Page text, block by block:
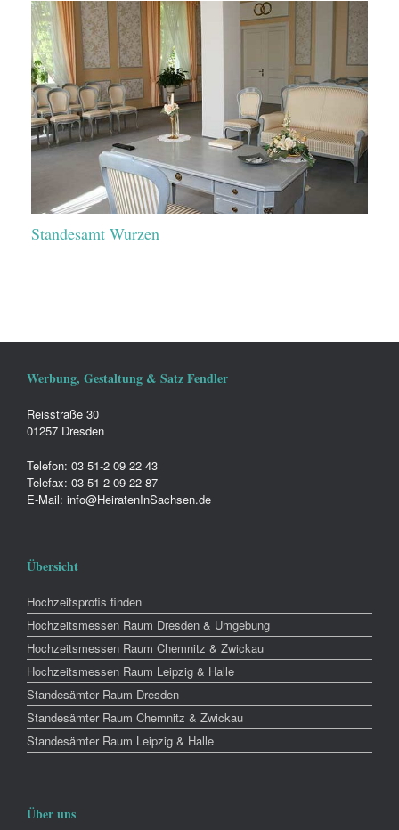
Standesamt Wurzen
Werbung, Gestaltung & Satz Fendler
Reisstraße 30
01257 Dresden
Telefon: 03 51-2 09 22 43
Telefax: 03 51-2 09 22 87
E-Mail: info@HeiratenInSachsen.de
Übersicht
Hochzeitsprofis finden
Hochzeitsmessen Raum Dresden & Umgebung
Hochzeitsmessen Raum Chemnitz & Zwickau
Hochzeitsmessen Raum Leipzig & Halle
Standesämter Raum Dresden
Standesämter Raum Chemnitz & Zwickau
Standesämter Raum Leipzig & Halle
Über uns